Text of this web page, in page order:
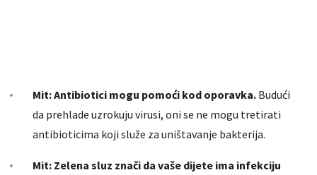
Mit: Antibiotici mogu pomoći kod oporavka. Budući
da prehlade uzrokuju virusi, oni se ne mogu tretirati
antibioticima koji služe za uništavanje bakterija.
Mit: Zelena sluz znači da vaše dijete ima infekciju